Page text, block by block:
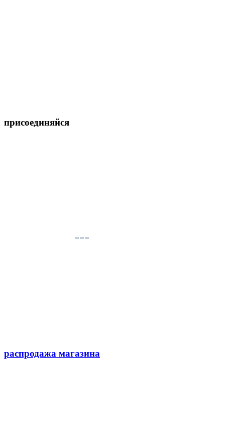
присоединяйся
распродажа магазина